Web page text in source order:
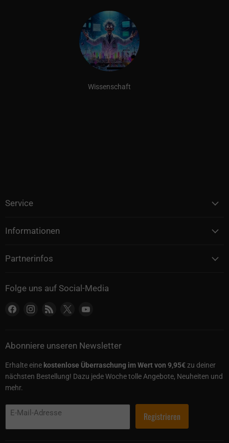
Wissenschaft
Service
Informationen
Partnerinfos
Folge uns auf Social-Media
Finden Sie uns auf Facebook
Finden Sie uns auf Instagram
Finden Sie uns auf RSS
Finden Sie uns auf X
Abonniere unseren Newsletter
Erhalte eine kostenlose Überraschung im Wert von 9,95€zu deiner
nächsten Bestellung! Dazu jede Woche tolle Angebote, Neuheiten und
mehr.
E-Mail-Adresse Registrieren